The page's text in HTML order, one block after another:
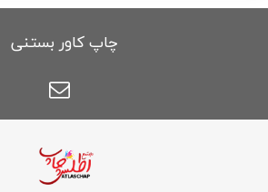
چاپ کاور بستنی